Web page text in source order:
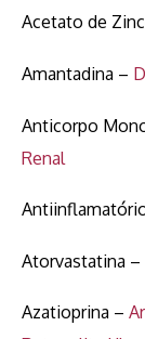
Acetato de
Amantadina –
Anticorpo
Renal
Atorvastatina –
Azatioprina –